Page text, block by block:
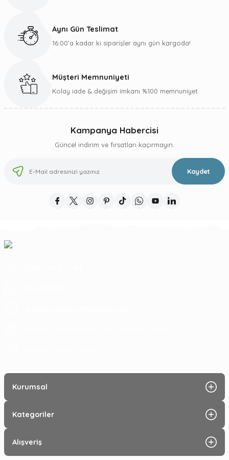
Gönder
Aynı Gün Teslimat
16:00’a kadar ki siparişler aynı gün kargoda!
Müşteri Memnuniyeti
Kolay iade & değişim imkanı %100 memnuniyet
Kampanya Habercisi
Güncel indirim ve fırsatları kaçırmayın.
Kaydet
Kurumsal
Kategoriler
Alışveriş